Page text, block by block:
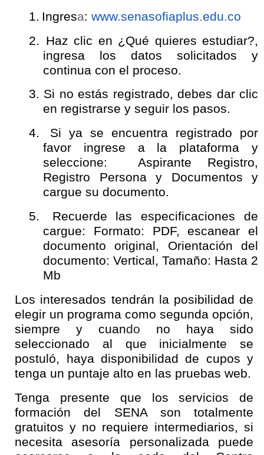
1. Ingresa: www.senasofiaplus.edu.co
2. Haz clic en ¿Qué quieres estudiar?,
ingresa los datos solicitados y
continua con el proceso.
3. Si no estás registrado, debes dar clic
en registrarse y seguir los pasos.
4.
Si ya se encuentra registrado por
favor ingrese a la plataforma y
seleccione: Aspirante Registro,
Registro Persona y Documentos y
cargue su documento.
5.
Recuerde las especificaciones de
cargue: Formato: PDF, escanear el
documento original, Orientación del
documento: Vertical, Tamaño: Hasta 2
Mb
Los interesados tendrán la posibilidad de
elegir un programa como segunda opción,
siempre y cuando no haya sido
seleccionado al que inicialmente se
postuló, haya disponibilidad de cupos y
tenga un puntaje alto en las pruebas web.
Tenga presente que los servicios de
formación del SENA son totalmente
gratuitos y no requiere intermediarios, si
necesita asesoría personalizada puede